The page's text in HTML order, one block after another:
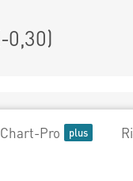
-0,30)
Chart-Pro